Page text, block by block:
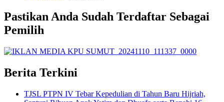
Pastikan Anda Sudah Terdaftar Sebagai
Pemilih
Berita Terkini
TJSL PTPN IV Tebar Kepedulian di Tahun Baru Hijriah,